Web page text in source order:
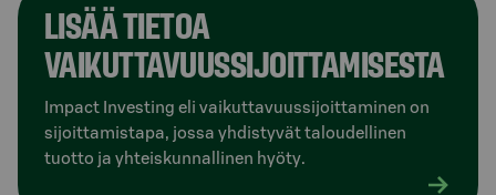
LISÄÄ TIETOA
VAIKUTTAVUUSSIJOITTAMISESTA
Impact Investing eli vaikuttavuussijoittaminen on
sijoittamistapa, jossa yhdistyvät taloudellinen
tuotto ja yhteiskunnallinen hyöty.